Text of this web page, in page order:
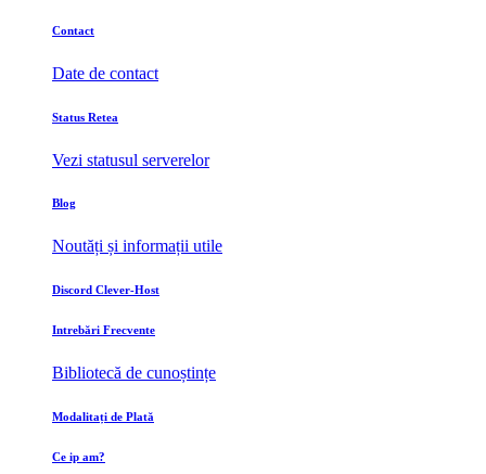
Contact
Date de contact
Status Retea
Vezi statusul serverelor
Blog
Noutăți și informații utile
Discord Clever-Host
Intrebări Frecvente
Bibliotecă de cunoștințe
Modalitați de Plată
Ce ip am?